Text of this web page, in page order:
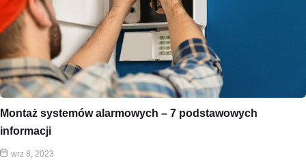
Montaż systemów alarmowych – 7 podstawowych
informacji
wrz 8, 2023